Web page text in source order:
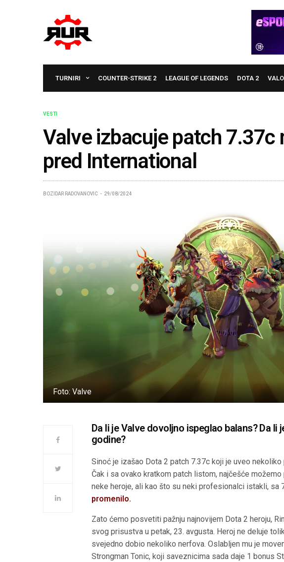
TURNIRI COUNTER-STRIKE 2 LEAGUE OF LEGENDS DOTA 2
VESTI
Valve izbacuje patch 7.37c
pred International
BOZIDAR RADOVANOVIC 29/08/2024
Foto: Valve
Da li je Valve dovoljno ispeglao balans? Da
godine?
Sinoć je izašao Dota 2 patch 7.37c koji je uveo
Čak i sa ovako kratkom patch listom, najčešće
neke heroje, ali kao što su neki profesionalci istakli, sa
promenilo.
Zato ćemo posvetiti pažnju najnovijem Dota 2 heroju,
svog prisustva u petak, 23. avgusta. Heroj ne deluje
svejedno dobio nekoliko nerfova. Oslabljen mu je
Strongman Tonic, koji saveznicima sada daje 1 bonus